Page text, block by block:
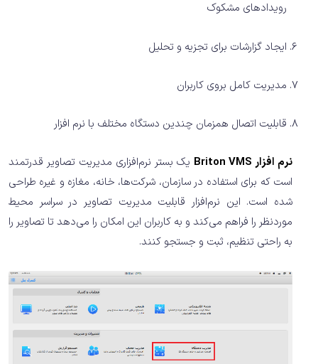
رویدادهای مشکوک
ایجاد گزارشات برای تجزیه و تحلیل
مدیریت کامل بروی کاربران
قابلیت اتصال همزمان چندین دستگاه مختلف با نرم افزار
نرم افزار Briton VMS
یک بستر نرم‌افزاری مدیریت تصاویر قدرتمند
است که برای استفاده در سازمان‌، شرکت‌ها، خانه، مغازه و غیره طراحی
شده است. این نرم‌افزار قابلیت مدیریت تصاویر در سراسر محیط
موردنظر را فراهم می‌کند و به کاربران این امکان را می‌دهد تا تصاویر را
به راحتی تنظیم، ثبت و جستجو کنند.